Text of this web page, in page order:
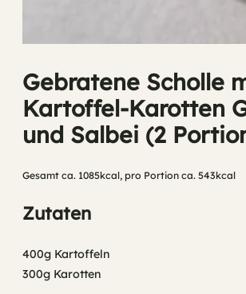
Gebratene Scholle
Kartoffel-Karotten
und Salbei (2
Gesamt ca. 1085kcal, pro Portion ca. 543kcal
Zutaten
400g Kartoffeln
300g Karotten